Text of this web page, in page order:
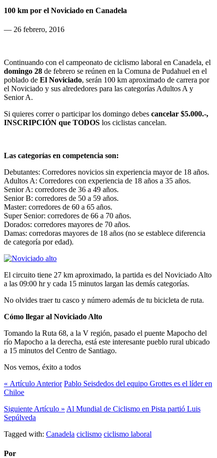
100 km por el Noviciado en Canadela
— 26 febrero, 2016
Continuando con el campeonato de ciclismo laboral en Canadela, el
domingo 28 de febrero se reúnen en la Comuna de Pudahuel en el
poblado de El Noviciado, serán 100 km aproximado de carrera por
el Noviciado y sus alrededores para las categorías Adultos A y
Senior A.
Si quieres correr o participar los domingo debes cancelar $5.000.-,
INSCRIPCIÓN que TODOS los ciclistas cancelan.
Las categorías en competencia son:
Debutantes: Corredores novicios sin experiencia mayor de 18 años.
Adultos A: Corredores con experiencia de 18 años a 35 años.
Senior A: corredores de 36 a 49 años.
Senior B: corredores de 50 a 59 años.
Master: corredores de 60 a 65 años.
Super Senior: corredores de 66 a 70 años.
Dorados: corredores mayores de 70 años.
Damas: corredoras mayores de 18 años (no se establece diferencia
de categoría por edad).
El circuito tiene 27 km aproximado, la partida es del Noviciado Alto
a las 09:00 hr y cada 15 minutos largan las demás categorías.
No olvides traer tu casco y número además de tu bicicleta de ruta.
Cómo llegar al Noviciado Alto
Tomando la Ruta 68, a la V región, pasado el puente Mapocho del
río Mapocho a la derecha, está este interesante pueblo rural ubicado
a 15 minutos del Centro de Santiago.
Nos vemos, éxito a todos
« Artículo Anterior Pablo Seisdedos del equipo Grottes es el líder en
Chiloe
Siguiente Artículo » Al Mundial de Ciclismo en Pista partió Luis
Sepúlveda
Tagged with: Canadela ciclismo ciclismo laboral
Por